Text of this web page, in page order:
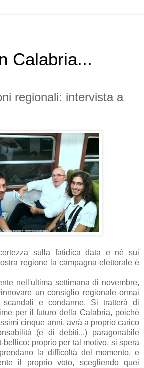
Calabria...
regionali: intervista a
sulla fatidica data e nè sui
regione la campagna elettorale è
nell'ultima settimana di novembre,
un consiglio regionale ormai
e condanne. Si tratterà di
per il futuro della Calabria, poichè
cinque anni, avrà a proprio carico
(e di debiti...) paragonabile
bellico: proprio per tal motivo, si spera
la difficoltà del momento, e
il proprio voto, scegliendo quei